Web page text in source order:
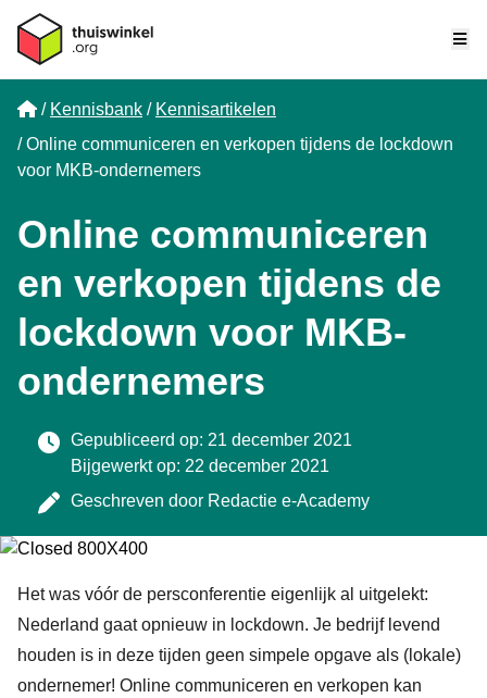
Home
Kennisbank
Kennisartikelen
Online communiceren en verkopen tijdens de lockdown
voor MKB-ondernemers
Online communiceren
en verkopen tijdens de
lockdown voor MKB-
ondernemers
Gepubliceerd op: 21 december 2021
Bijgewerkt op: 22 december 2021
Geschreven door Redactie e-Academy
Het was vóór de persconferentie eigenlijk al uitgelekt:
Nederland gaat opnieuw in lockdown. Je bedrijf levend
houden is in deze tijden geen simpele opgave als (lokale)
ondernemer! Online communiceren en verkopen kan